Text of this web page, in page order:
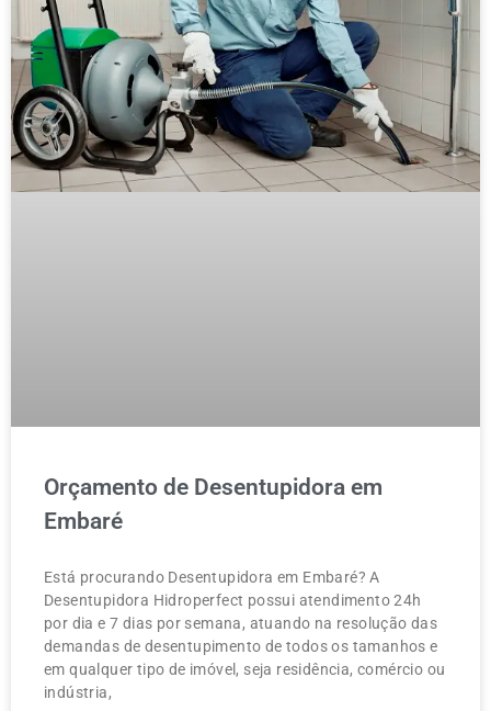
Orçamento de Desentupidora em
Embaré
Está procurando Desentupidora em Embaré? A
Desentupidora Hidroperfect possui atendimento 24h
por dia e 7 dias por semana, atuando na resolução das
demandas de desentupimento de todos os tamanhos e
em qualquer tipo de imóvel, seja residência, comércio ou
indústria,